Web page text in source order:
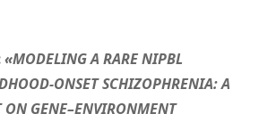
«MODELING A RARE NIPBL
ONSET SCHIZOPHRENIA: A
ON GENE–ENVIRONMENT